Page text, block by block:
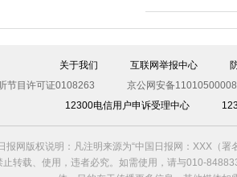
关于我们 互联网举报中心
节目许可证0108263
京公网安备
12300电信用户申诉受理中心
报网版权说明：凡注明来源为“中国日报网：XXX（
止转载、使用，违者必究。如需使用，请与010-